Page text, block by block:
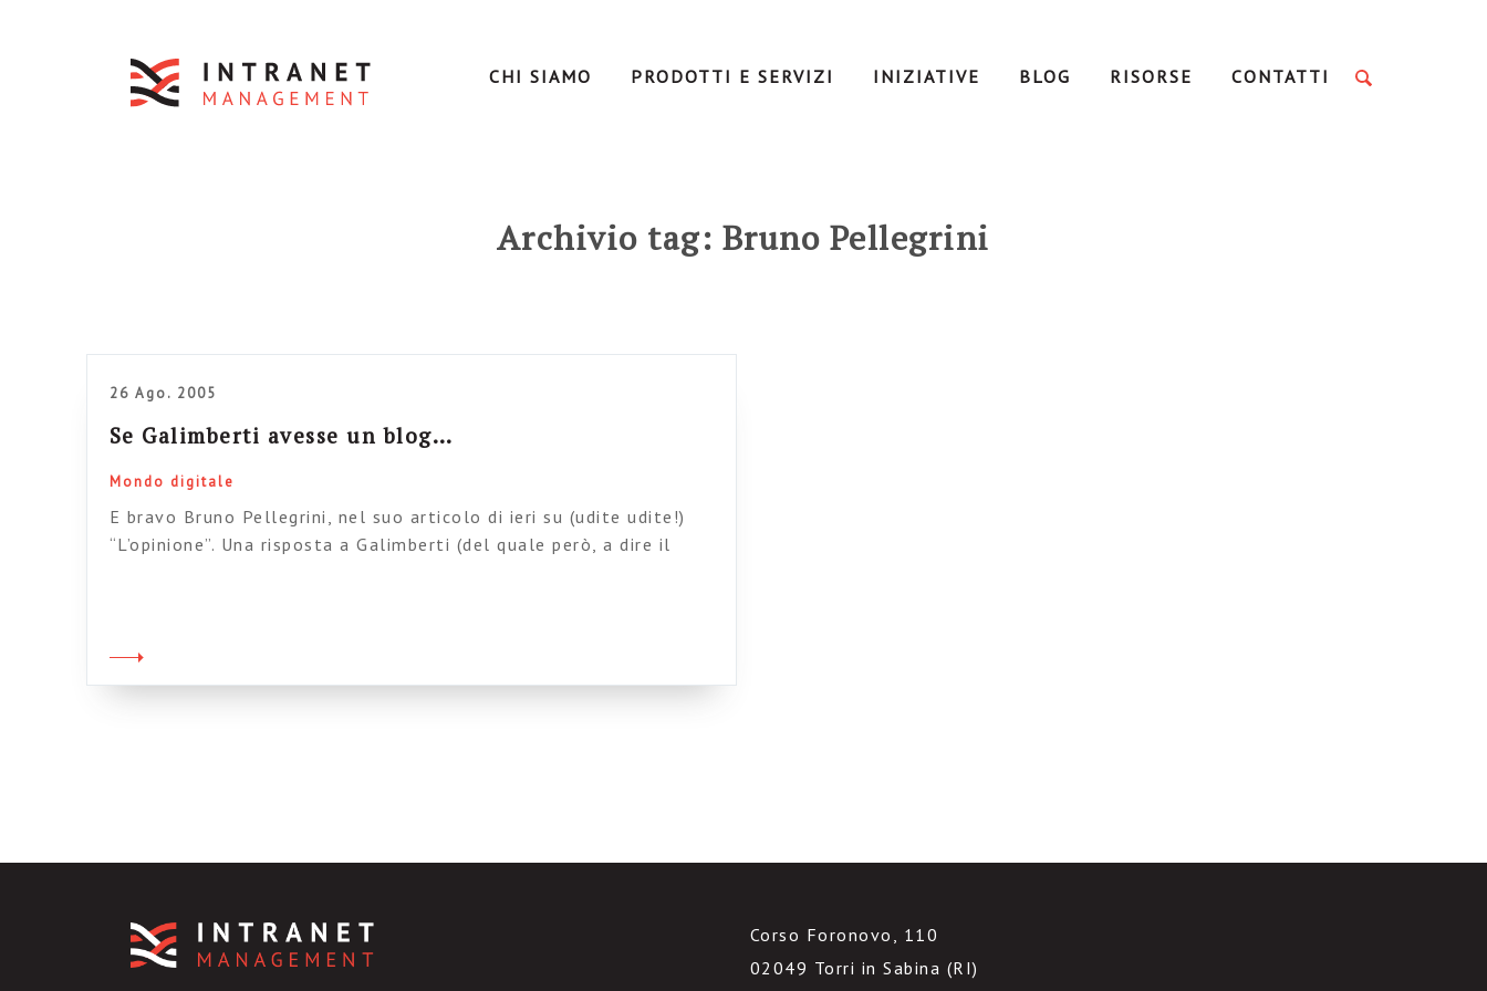
CHI SIAMO PRODOTTI E SERVIZI INIZIATIVE BLOG RISORSE CONTATTI
Archivio tag: Bruno Pellegrini
26 Ago. 2005
Se Galimberti avesse un blog…
Mondo digitale
E bravo Bruno Pellegrini, nel suo articolo di ieri su (udite udite!)
“L’opinione”. Una risposta a Galimberti (del quale però, a dire il
inserito Goffmann tra i […]
Corso Foronovo, 110
02049 Torri in Sabina (RI)